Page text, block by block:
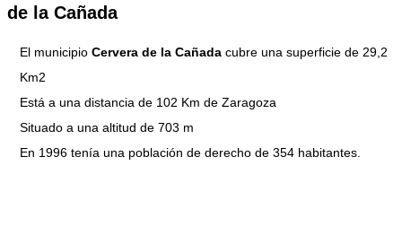
de la Cañada
El municipio Cervera de la Cañada cubre una superficie de 29,2
Km2
Está a una distancia de 102 Km de Zaragoza
Situado a una altitud de 703 m
En 1996 tenía una población de derecho de 354 habitantes.